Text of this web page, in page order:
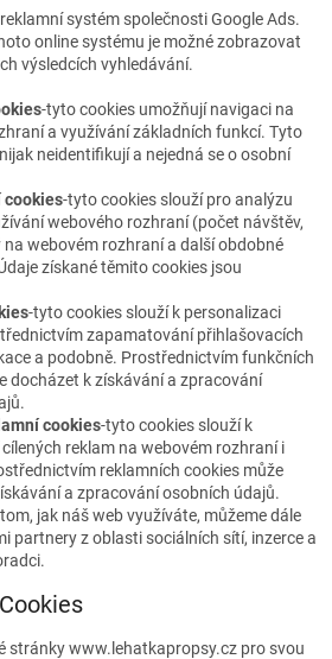
systém společnosti Google Ads.
online systému je možné zobrazovat
výsledcích vyhledávání.
-tyto cookies umožňují navigaci na
a využívání základních funkcí. Tyto
neidentifikují a nejedná se o osobní
cookies-tyto cookies slouží pro analýzu
webového rozhraní (počet návštěv,
webovém rozhraní a další obdobné
získané těmito cookies jsou
-tyto cookies slouží k personalizaci
zapamatování přihlašovacích
a podobně. Prostřednictvím funkčních
docházet k získávání a zpracování
cookies-tyto cookies slouží k
reklam na webovém rozhraní i
reklamních cookies může
a zpracování osobních údajů.
jak náš web využíváte, můžeme dále
partnery z oblasti sociálních sítí, inzerce a
stránky www.lehatkapropsy.cz pro svou